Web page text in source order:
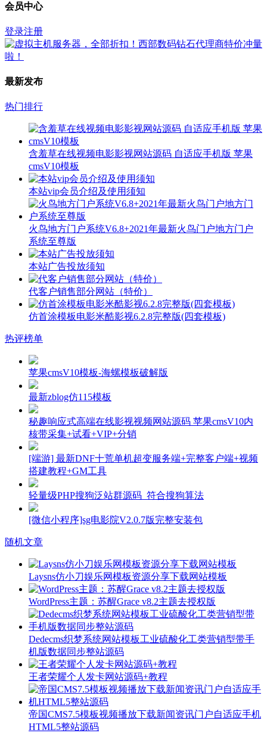
会员中心
登录注册
最新发布
热门排行
含羞草在线视频电影影视网站源码 自适应手机版 苹果
cmsV10模板
本站vip会员介绍及使用须知
火鸟地方门户系统V6.8+2021年最新火鸟门户地方门户
系统至尊版
本站广告投放须知
代客户销售部分网站（特价）
仿首涂模板电影米酷影视6.2.8完整版(四套模板)
热评榜单
苹果cmsV10模板-海螺模板破解版
最新zblog仿115模板
秘趣响应式高端在线影视视频网站源码 苹果cmsV10内
核带采集+试看+VIP+分销
[端游] 最新DNF十荒单机超变服务端+完整客户端+视频
搭建教程+GM工具
轻量级PHP搜狗泛站群源码_符合搜狗算法
[微信小程序]sg电影院V2.0.7版完整安装包
随机文章
Laysns仿小刀娱乐网模板资源分享下载网站模​板
WordPress主题：苏醒Grace v8.2主题去授权版
Dedecms织梦系统网站模板工业硫酸化工类营销型带手
机版数据同步整站源码
王者荣耀个人发卡网站源码+教程
帝国CMS7.5模板视频播放下载新闻资讯门户自适应手机
HTML5整站源码